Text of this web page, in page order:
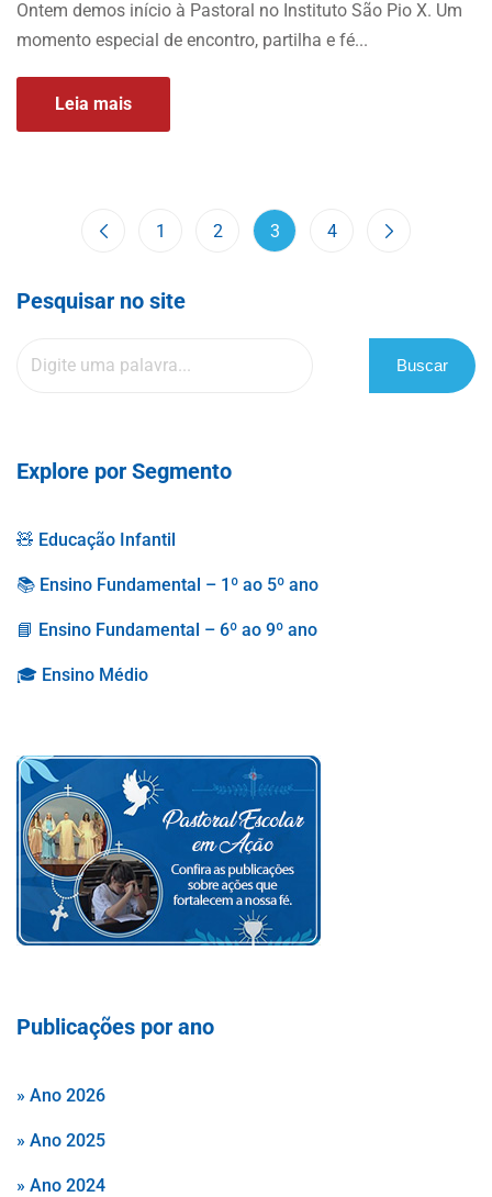
Ontem demos início à Pastoral no Instituto São Pio X. Um
momento especial de encontro, partilha e fé...
Leia mais
1 2 3 4
Pesquisar no site
Buscar
Explore por Segmento
🧸 Educação Infantil
📚 Ensino Fundamental – 1º ao 5º ano
📘 Ensino Fundamental – 6º ao 9º ano
🎓 Ensino Médio
Publicações por ano
» Ano 2026
» Ano 2025
» Ano 2024